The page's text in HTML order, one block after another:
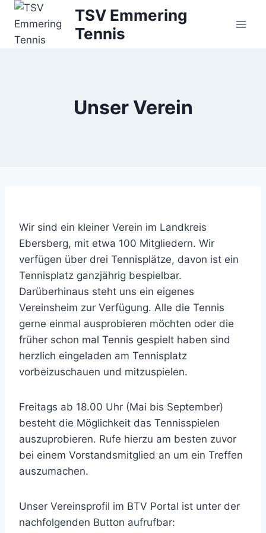
Zum
Inhalt
springen
TSV Emmering
Tennis
Unser Verein
Wir sind ein kleiner Verein im Landkreis
Ebersberg, mit etwa 100 Mitgliedern. Wir
verfügen über drei Tennisplätze, davon ist ein
Tennisplatz ganzjährig bespielbar.
Darüberhinaus steht uns ein eigenes
Vereinsheim zur Verfügung. Alle die Tennis
gerne einmal ausprobieren möchten oder die
früher schon mal Tennis gespielt haben sind
herzlich eingeladen am Tennisplatz
vorbeizuschauen und mitzuspielen.
Freitags ab 18.00 Uhr (Mai bis September)
besteht die Möglichkeit das Tennisspielen
auszuprobieren. Rufe hierzu am besten zuvor
bei einem Vorstandsmitglied an um ein Treffen
auszumachen.
Unser Vereinsprofil im BTV Portal ist unter der
nachfolgenden Button aufrufbar: